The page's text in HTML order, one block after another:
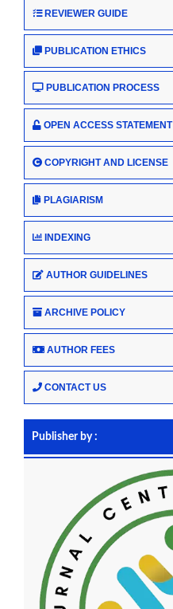
REVIEWER GUIDE
PUBLICATION ETHICS
PUBLICATION PROCESS
OPEN ACCESS STATEMENT
COPYRIGHT AND LICENSE
PLAGIARISM
INDEXING
AUTHOR GUIDELINES
ARCHIVE POLICY
AUTHOR FEES
CONTACT US
Publisher by :